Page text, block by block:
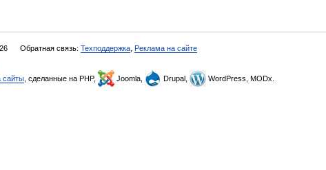
Обратная связь: Техподдержка Реклама на сайте
сайты , сделанные на PHP, Joomla, Drupal, WordPress, MODx.